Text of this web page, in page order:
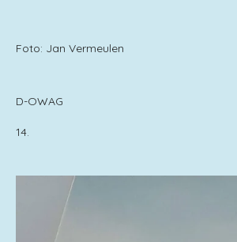
Foto: Jan Vermeulen
D-OWAG
14.